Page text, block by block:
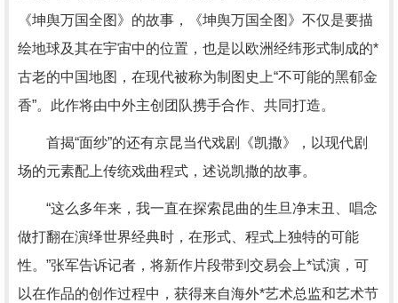
《坤舆万国全图》的故事，《坤舆万国全图》不仅是要描
绘地球及其在宇宙中的位置，也是以欧洲经纬形式制成的*
古老的中国地图，在现代被称为制图史上“不可能的黑郁金
香”。此作将由中外主创团队携手合作、共同打造。
首揭“面纱”的还有京昆当代戏剧《凯撒》，以现代剧
场的元素配上传统戏曲程式，述说凯撒的故事。
“这么多年来，我一直在探索昆曲的生旦净末丑、唱念
做打翻在演绎世界经典时，在形式、程式上独特的可能
性。”张军告诉记者，将新作片段带到交易会上*试演，可
以在作品的创作过程中，获得来自海外*艺术总监和艺术节